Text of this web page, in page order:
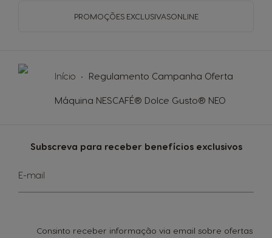
PROMOÇÕES EXCLUSIVASONLINE
Início Regulamento Campanha Oferta
Máquina NESCAFÉ® Dolce Gusto® NEO
Subscreva para receber benefícios exclusivos
Subscreva
a
nossa
E-mail
Consinto receber informação via email sobre ofertas